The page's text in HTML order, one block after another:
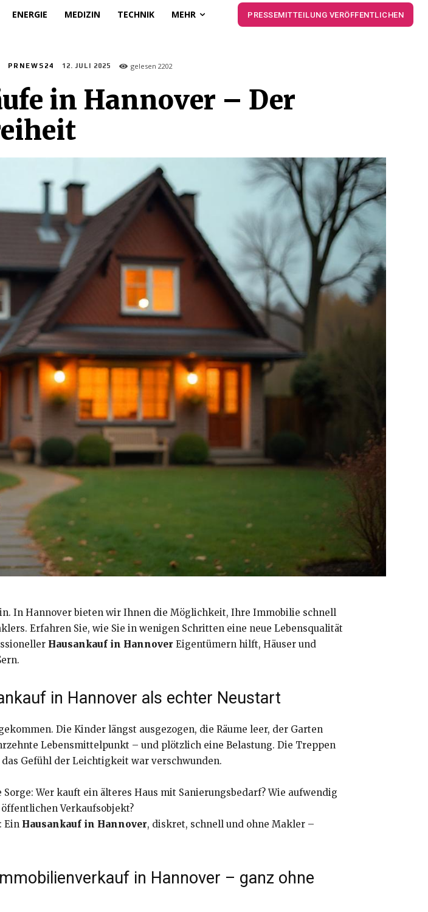
ENERGIE MEDIZIN TECHNIK MEHR PRESSEMITTEILUNG VERÖFFENTLICHEN
PRNEWS24 12. JULI 2025 gelesen 2202
in Hannover – Der
In Hannover bieten wir Ihnen die Möglichkeit, Ihre Immobilie schnell
Erfahren Sie, wie Sie in wenigen Schritten eine neue Lebensqualität
Hausankauf in Hannover Eigentümern hilft, Häuser und
in Hannover als echter Neustart
Die Kinder längst ausgezogen, die Räume leer, der Garten
Lebensmittelpunkt – und plötzlich eine Belastung. Die Treppen
Gefühl der Leichtigkeit war verschwunden.
Wer kauft ein älteres Haus mit Sanierungsbedarf? Wie aufwendig
Verkaufsobjekt?
Ein Hausankauf in Hannover, diskret, schnell und ohne Makler –
in Hannover – ganz ohne